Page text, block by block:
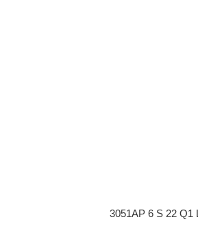
3051AP 6 S 22